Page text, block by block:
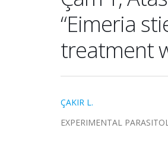
“Eimeria
treatment
ÇAKIR L.
EXPERIMENTAL